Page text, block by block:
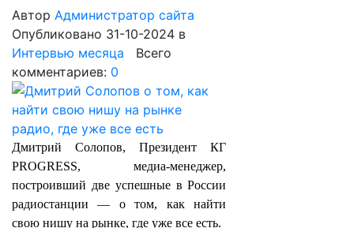
Автор Администратор сайта
Опубликовано 31-10-2024 в
Интервью месяца Всего
комментариев: 0
Дмитрий Солопов, Президент КГ
PROGRESS, медиа-менеджер,
построивший две успешные в России
радиостанции — о том, как найти
свою нишу на рынке, где уже все есть.